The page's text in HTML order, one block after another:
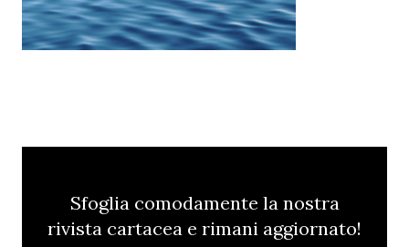
Sfoglia comodamente la nostra
rivista cartacea e rimani aggiornato!